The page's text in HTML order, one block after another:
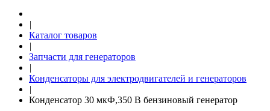
|
Каталог товаров
|
Запчасти для генераторов
|
Конденсаторы для электродвигателей и генераторов
|
Конденсатор 30 мкФ,350 В бензиновый генератор